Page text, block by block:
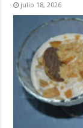
julio 18, 2026